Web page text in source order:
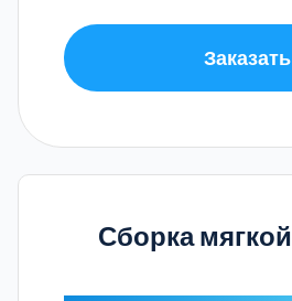
Заказать
Сборка